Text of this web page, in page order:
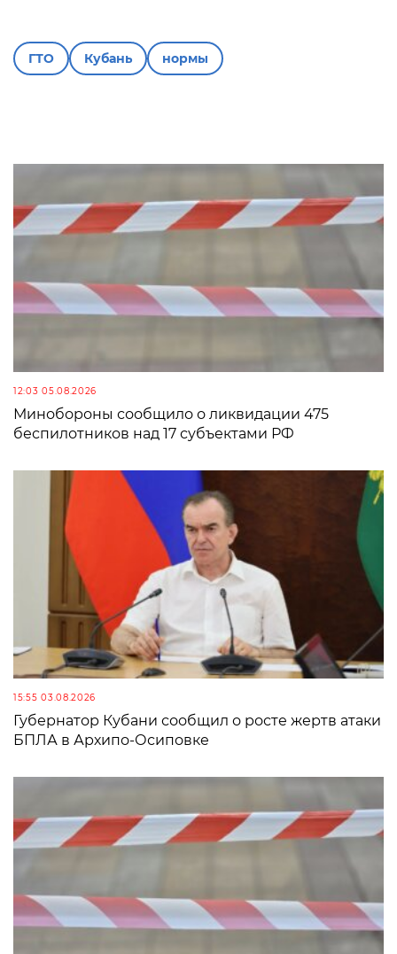
ГТО Кубань нормы
12:03 05.08.2026
Минобороны сообщило о ликвидации 475
беспилотников над 17 субъектами РФ
15:55 03.08.2026
Губернатор Кубани сообщил о росте жертв атаки
БПЛА в Архипо-Осиповке